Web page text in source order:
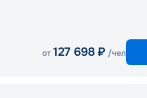
от 127 698 ₽ /чел